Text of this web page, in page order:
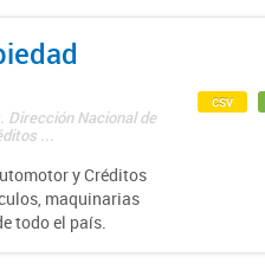
Nacional de
...
y Créditos
maquinarias
todo el país.
csv